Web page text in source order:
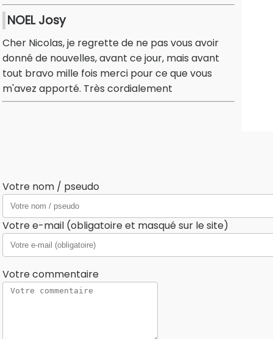
NOEL Josy
Cher Nicolas, je regrette de ne pas vous avoir
donné de nouvelles, avant ce jour, mais avant
tout bravo mille fois merci pour ce que vous
m'avez apporté. Très cordialement
Votre nom / pseudo
Votre e-mail (obligatoire et masqué sur le site)
Votre commentaire